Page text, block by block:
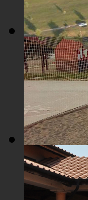
Плажа "Топољар" -
Плажа "Топољар"